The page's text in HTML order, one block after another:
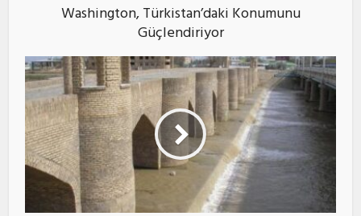
Washington, Türkistan’daki Konumunu
Güçlendiriyor